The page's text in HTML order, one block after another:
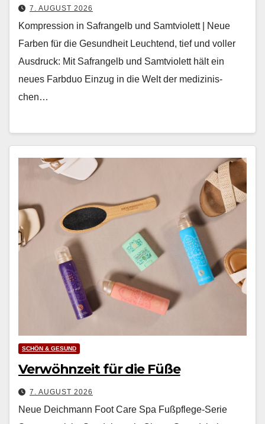
7. AUGUST 2026
Kompression in Safrangelb und Samtviolett | Neue
Farben für die Gesundheit Leuch­t­end, tief und voller
Aus­druck: Mit Safrangelb und Samtvi­o­lett hält ein
neues Farb­duo Einzug in die Welt der medi­zinis­
chen…
SCHÖN & GESUND
Verwöhnzeit für die Füße
7. AUGUST 2026
Neue Deichmann Foot Care Spa Fußpflege-Serie